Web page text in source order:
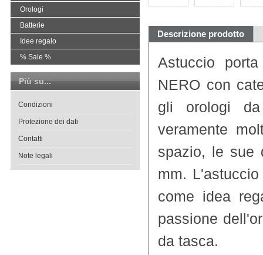
Descrizione prodotto
Astuccio
NERO con
gli orologi
veramente
spazio, le sue
mm.
come idea
passione
da tasca.
Orologi
Batterie
Idee regalo
% Sale %
Più su...
Condizioni
Protezione dei dati
Contatti
Note legali